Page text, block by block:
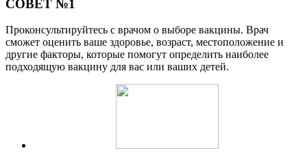
СОВЕТ №1
Проконсультируйтесь с врачом о выборе вакцины. Врач
сможет оценить ваше здоровье, возраст, местоположение и
другие факторы, которые помогут определить наиболее
подходящую вакцину для вас или ваших детей.